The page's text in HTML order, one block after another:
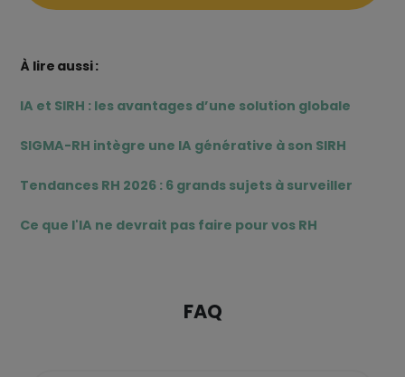
À lire aussi :
IA et SIRH : les avantages d’une solution globale
SIGMA-RH intègre une IA générative à son SIRH
Tendances RH 2026 : 6 grands sujets à surveiller
Ce que l'IA ne devrait pas faire pour vos RH
FAQ